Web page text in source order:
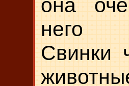
она
него
Свинки